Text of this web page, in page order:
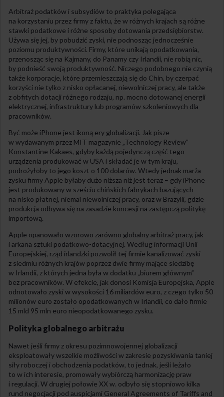
Arbitraż podatków i subsydiów to praktyka polegająca
na korzystaniu przez firmy z faktu, że w różnych krajach są różne
stawki podatkowe i różne sposoby dotowania przedsiębiorstw.
Używa się jej, by pobudzić zyski, nie podnosząc jednocześnie
poziomu produktywności. Firmy, które unikają opodatkowania,
przenosząc się na Kajmany, do Panamy czy Irlandii, nie robią nic,
by podnieść swoją produktywność. Niczego podobnego nie czynią
także korporacje, które przemieszczają się do Chin, by czerpać
korzyści nie tylko z nisko opłacanej, niewolniczej pracy, ale także
z obfitych dotacji różnego rodzaju, np. mocno dotowanej energii
elektrycznej, infrastruktury lub programów szkoleniowych dla
pracowników.
Być może iPhone jest ikoną ery globalizacji. Jak pisze
w wydawanym przez MIT magazynie „Technology Review”
Konstantine Kakaes, gdyby każdą pojedynczą część tego
urządzenia produkować w USA i składać je w tym kraju,
podrożyłoby to jego koszt o 100 dolarów. Wtedy jednak marża
zysku firmy Apple byłaby dużo niższa niż jest teraz – gdy iPhone
jest produkowany w sześciu chińskich fabrykach bazujących
na nisko płatnej, niemal niewolniczej pracy, oraz w Brazylii, gdzie
produkcja odbywa się na zasadzie koncesji na zastępczą politykę
importową.
Apple opanowało wzorowo zarówno globalny arbitraż pracy, jak
i arkana sztuki podatkowo-dotacyjnej. Według informacji Unii
Europejskiej, rząd irlandzki pozwolił tej firmie kanalizować zyski
z siedmiu różnych krajów poprzez dwie firmy mające siedzibę
w Irlandii, z których jedna była w dodatku „biurem głównym”
bez pracowników. W efekcie, jak donosi Komisja Europejska, Apple
odnotowało zyski w wysokości 16 miliardów euro, z czego tylko 50
milionów euro zostało opodatkowanych w Irlandii, co dało firmie
15 mld 95 mln euro nieopodatkowanego zysku.
Polityka globalnego arbitrażu
Nawet jeśli firmy z okresu pozimnowojennej globalizacji
eksploatowały wszelkie możliwości w zakresie pozyskiwania taniej
siły roboczej i obchodzenia podatków, to jednak, jeśli leżało
to w ich interesie, promowały wybiórczą harmonizację praw
i regulacji. W drugiej połowie XX w. odbyło się stopniowo kilka
rund negocjacji pod auspicjami General Agreements of Tariffs and